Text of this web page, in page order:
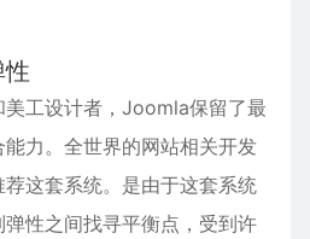
美工设计者，Joomla保留了最
力。全世界的网站相关开发
荐这套系统。是由于这套系统
性之间找寻平衡点，受到许